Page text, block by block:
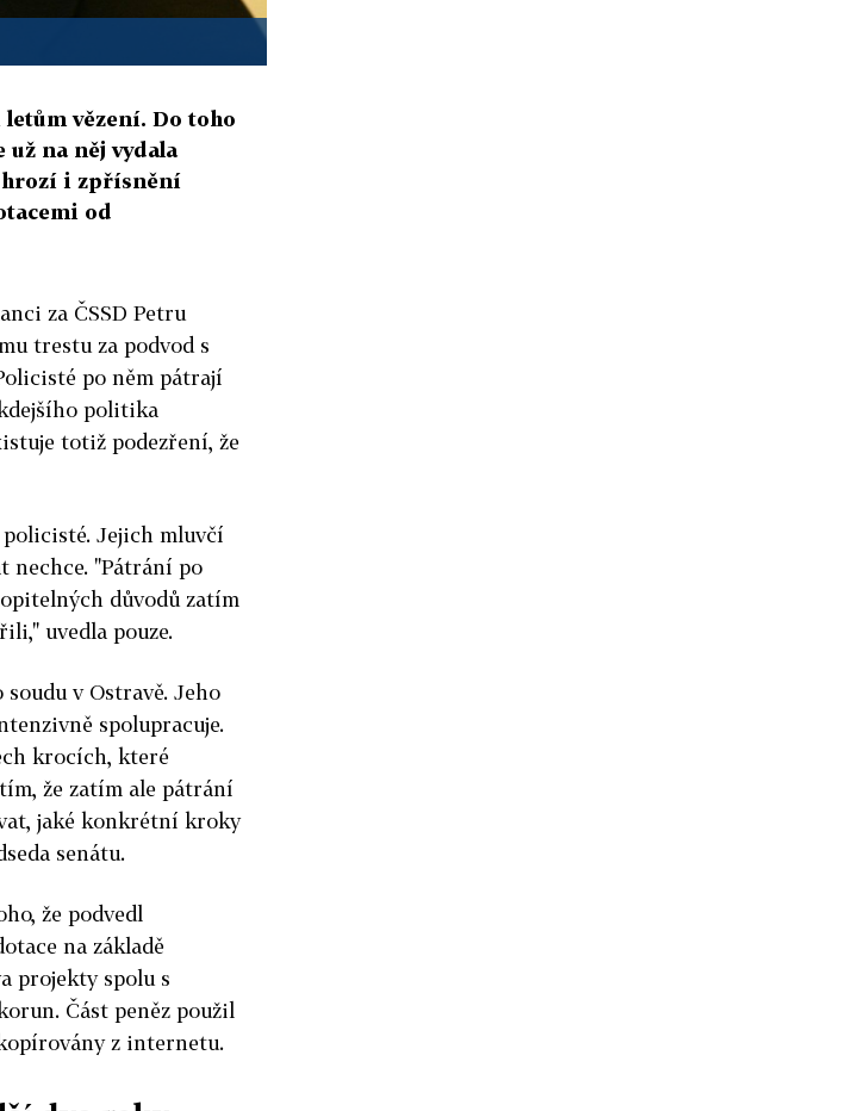
vězení. Do toho
už na něj vydala
hrozí i zpřísnění
od
za ČSSD Petru
trestu za podvod s
po něm pátrají
politika
totiž podezření, že
Jejich mluvčí
nechce. "Pátrání po
důvodů zatím
uvedla pouze.
v Ostravě. Jeho
spolupracuje.
krocích, které
že zatím ale pátrání
jaké konkrétní kroky
senátu.
že podvedl
na základě
projekty spolu s
Část peněz použil
z internetu.